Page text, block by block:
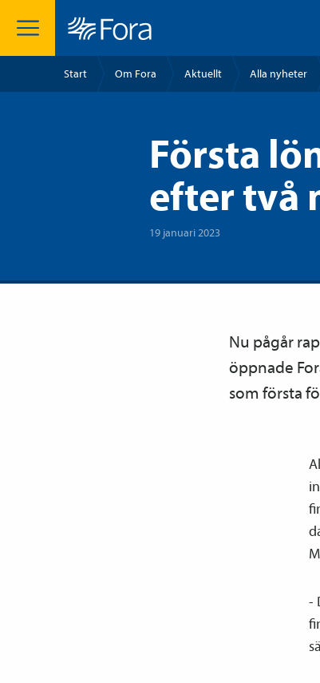
Start Om Fora Aktuellt Alla nyheter
Första
efter två
19 januari 2023
Nu pågår
öppnade
som första
-